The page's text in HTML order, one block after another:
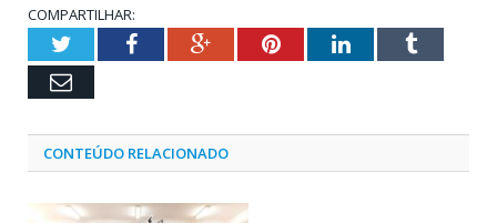
COMPARTILHAR:
TwitterFacebookGoogle+PinterestLinkedInTumblr
Email
CONTEÚDO RELACIONADO